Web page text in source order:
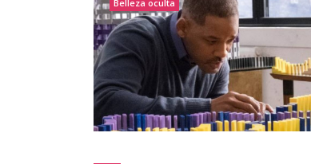
Belleza oculta